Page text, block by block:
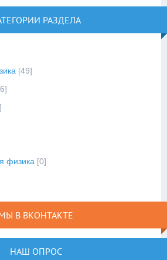
РАЗДЕЛА
[49]
физика [0]
В ВКОНТАКТЕ
НАШ ОПРОС